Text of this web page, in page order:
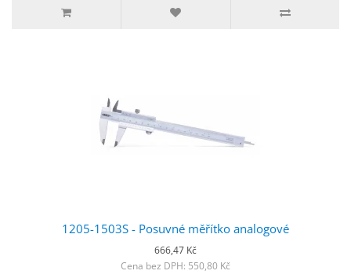
1205-1503S - Posuvné měřítko analogové
666,47 Kč
Cena bez DPH: 550,80 Kč